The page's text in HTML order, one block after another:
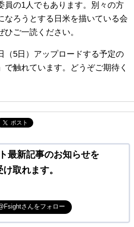
員の1人でもあります。別々の方
なろうとする日米を描いている会
ご一読ください。
（5日）アップロードする予定の
で触れています。どうぞご期待く
ポスト
最新記事のお知らせを
け取れます。
さんをフォロー